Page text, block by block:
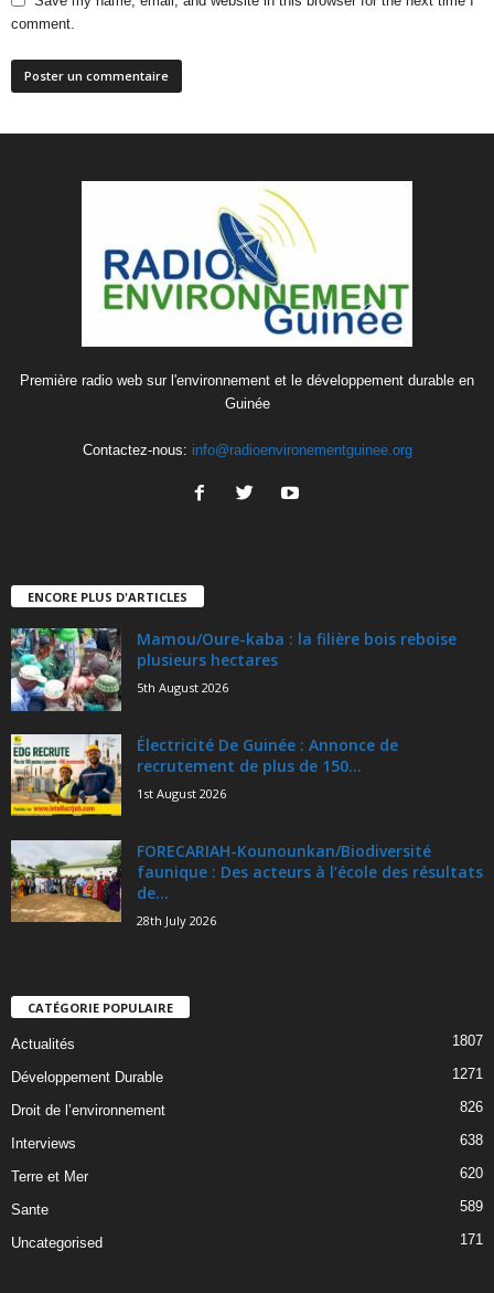
comment.
Première radio web sur l'environnement et le développement durable en
Guinée
Contactez-nous: info@radioenvironementguinee.org
ENCORE PLUS D'ARTICLES
Mamou/Oure-kaba : la filière bois reboise
plusieurs hectares
5th August 2026
Électricité De Guinée : Annonce de
recrutement de plus de 150...
1st August 2026
FORECARIAH-Kounounkan/Biodiversité
faunique : Des acteurs à l’école des résultats
de...
28th July 2026
CATÉGORIE POPULAIRE
Actualités 1807
Développement Durable 1271
Droit de l’environnement 826
Interviews 638
Terre et Mer 620
Sante 589
Uncategorised 171